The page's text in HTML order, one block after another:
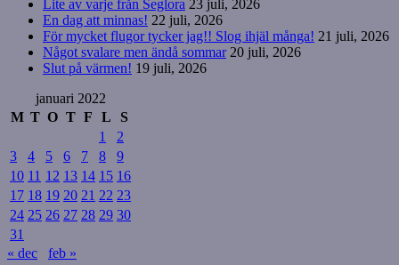
Lite av varje från Seglora 23 juli, 2026
En dag att minnas! 22 juli, 2026
För mycket flugor tycker jag!! Slog ihjäl många! 21 juli, 2026
Något svalare men ändå sommar 20 juli, 2026
Slut på värmen! 19 juli, 2026
januari 2022
M T O T F L
S
1
2
3
4 5 6 7 8
9
10 11 12 13 14 15 16
17 18 19 20 21 22 23
24 25 26 27 28 29 30
31
« dec
feb »